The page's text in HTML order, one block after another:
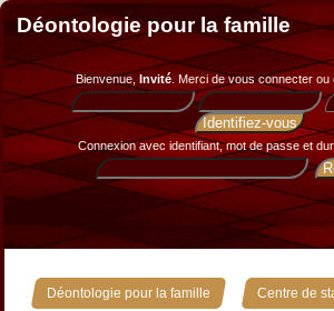
Déontologie pour la famille
Bienvenue, Invité. Merci devous connecter ou
Connexion avec identifiant, mot de passe et
Déontologie pour la famille » Centre de